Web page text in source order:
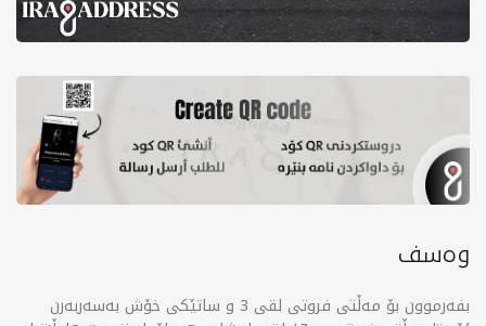
وەسف
بفەرموون بۆ مەڵتی فروتی لقی 3 و ساتێکی خۆش بەسەربەرن